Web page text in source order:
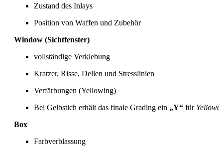
Zustand des Inlays
Position von Waffen und Zubehör
Window (Sichtfenster)
vollständige Verklebung
Kratzer, Risse, Dellen und Stresslinien
Verfärbungen (Yellowing)
Bei Gelbstich erhält das finale Grading ein „Y“ für
Box
Farbverblassung